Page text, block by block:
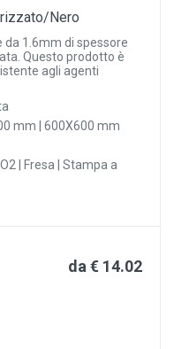
Nero
da 1.6mm di spessore
Questo prodotto è
agli agenti
mm | 600X600 mm
| Fresa | Stampa a
da € 14.02